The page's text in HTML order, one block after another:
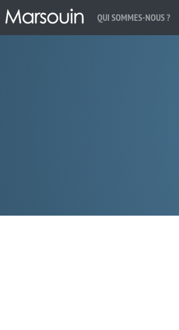
QUI SOMMES-NOUS ?